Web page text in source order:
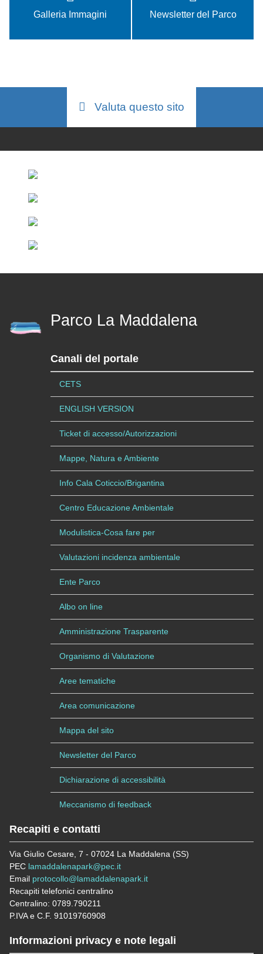
Galleria Immagini Newsletter del Parco
Valuta questo sito
Parco La Maddalena
Canali del portale
CETS
ENGLISH VERSION
Ticket di accesso/Autorizzazioni
Mappe, Natura e Ambiente
Info Cala Coticcio/Brigantina
Centro Educazione Ambientale
Modulistica-Cosa fare per
Valutazioni incidenza ambientale
Ente Parco
Albo on line
Amministrazione Trasparente
Organismo di Valutazione
Aree tematiche
Area comunicazione
Mappa del sito
Newsletter del Parco
Dichiarazione di accessibilità
Meccanismo di feedback
Recapiti e contatti
Via Giulio Cesare, 7 - 07024 La Maddalena (SS)
PEC lamaddalenapark@pec.it
Email protocollo@lamaddalenapark.it
Recapiti telefonici centralino
Centralino: 0789.790211
P.IVA e C.F. 91019760908
Informazioni privacy e note legali